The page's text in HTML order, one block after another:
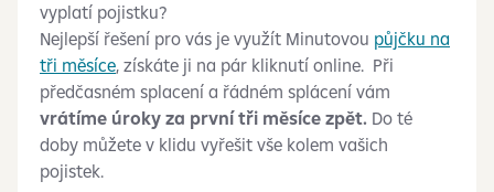
vyplatí pojistku?
Nejlepší řešení pro vás je využít Minutovou půjčku na
tři měsíce, získáte ji na pár kliknutí online. Při
předčasném splacení a řádném splácení vám
vrátíme úroky za první tři měsíce zpět. Do té
doby můžete v klidu vyřešit vše kolem vašich
pojistek.